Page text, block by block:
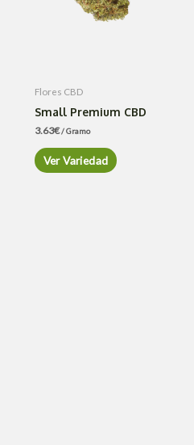
Flores CBD
Small Premium CBD
3.63€/ Gramo
Ver Variedad